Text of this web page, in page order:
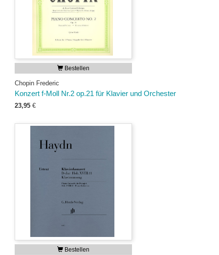
Bestellen
Chopin Frederic
Konzert f-Moll Nr.2 op.21 für Klavier und Orchester
23,95 €
Bestellen